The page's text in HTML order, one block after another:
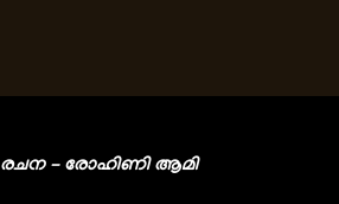
രചന – രോഹിണി ആമി